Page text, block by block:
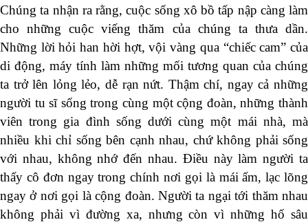
Chúng ta nhận ra rằng, cuộc sống xô bồ tấp nập càng làm
cho những cuộc viếng thăm của chúng ta thưa dần.
Những lời hỏi han hời hợt, vội vàng qua “chiếc cam” của
di động, máy tính làm những mối tương quan của chúng
ta trở lên lỏng lẻo, dễ rạn nứt. Thậm chí, ngay cả những
người tu sĩ sống trong cùng một cộng đoàn, những thành
viên trong gia đình sống dưới cùng một mái nhà, mà
nhiều khi chỉ sống bên cạnh nhau, chứ không phải sống
với nhau, không nhớ đến nhau. Điều này làm người ta
thấy cô đơn ngay trong chính nơi gọi là mái ấm, lạc lõng
ngay ở nơi gọi là cộng đoàn. Người ta ngại tới thăm nhau
không phải vì đường xa, nhưng còn vì những hố sâu